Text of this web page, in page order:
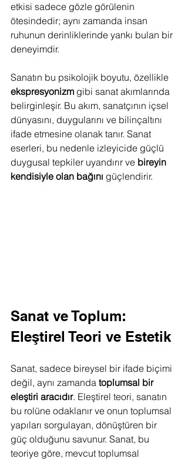
etkisi sadece gözle görülenin
ötesindedir; aynı zamanda insan
ruhunun derinliklerinde yankı bulan bir
deneyimdir.
Sanatın bu psikolojik boyutu, özellikle
ekspresyonizm gibi sanat akımlarında
belirginleşir. Bu akım, sanatçının içsel
dünyasını, duygularını ve bilinçaltını
ifade etmesine olanak tanır. Sanat
eserleri, bu nedenle izleyicide güçlü
duygusal tepkiler uyandırır ve bireyin
kendisiyle olan bağını güçlendirir.
Sanat ve Toplum:
Eleştirel Teori ve Estetik
Sanat, sadece bireysel bir ifade biçimi
değil, aynı zamanda toplumsal bir
eleştiri aracıdır. Eleştirel teori, sanatın
bu rolüne odaklanır ve onun toplumsal
yapıları sorgulayan, dönüştüren bir
güç olduğunu savunur. Sanat, bu
teoriye göre, mevcut toplumsal